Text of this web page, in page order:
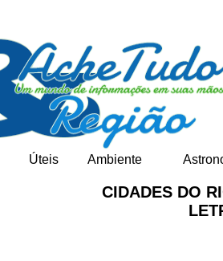
Úteis Ambiente
CIDADES DO